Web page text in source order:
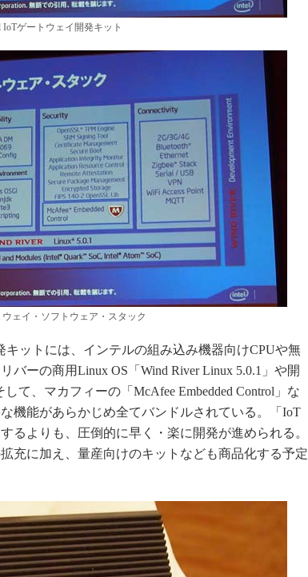
IoTゲートウェイ開発キット
ェイ・ソフトウェア・スタック
ットには、インテルの組み込み機器向けCPUや無
バーの商用Linux OS「Wind River Linux 5.0.1」や開
て、マカフィーの「McAfee Embedded Control」な
機能があらかじめ全てバンドルされている。「IoT
るよりも、圧倒的に早く・楽に開発が進められる。
充に加え、量産向けのキットなども商品化する予定